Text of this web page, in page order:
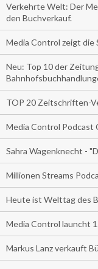
Verkehrte Welt: Der
den Buchverkauf.
Media Control zeigt die
Neu: Top 10 der
TOP 20 Zeitschriften-
Media Control Podcast
Sahra Wagenknecht -
Millionen Streams
Heute ist Welttag des
Media Control launcht
Markus Lanz verkauft